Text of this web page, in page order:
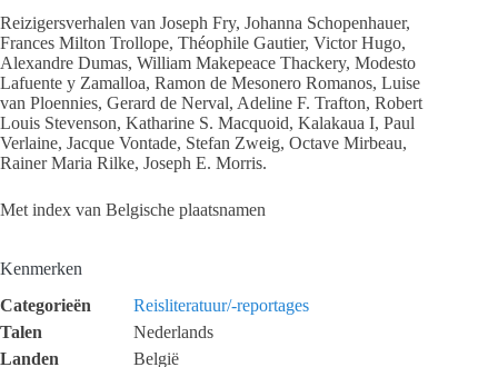
Reizigersverhalen van Joseph Fry, Johanna Schopenhauer,
Frances Milton Trollope, Théophile Gautier, Victor Hugo,
Alexandre Dumas, William Makepeace Thackery, Modesto
Lafuente y Zamalloa, Ramon de Mesonero Romanos, Luise
van Ploennies, Gerard de Nerval, Adeline F. Trafton, Robert
Louis Stevenson, Katharine S. Macquoid, Kalakaua I, Paul
Verlaine, Jacque Vontade, Stefan Zweig, Octave Mirbeau,
Rainer Maria Rilke, Joseph E. Morris.
Met index van Belgische plaatsnamen
Kenmerken
Categorieën
Reisliteratuur/-reportages
Talen
Nederlands
Landen
België